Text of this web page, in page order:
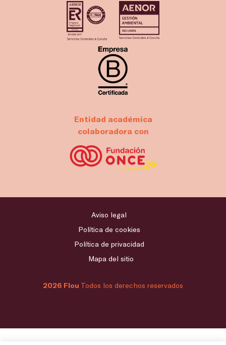
Entidad académica
colaboradora con
2026 Flou Todos los derechos reservados
Aviso legal
Política de cookies
Política de privacidad
Mapa del sitio